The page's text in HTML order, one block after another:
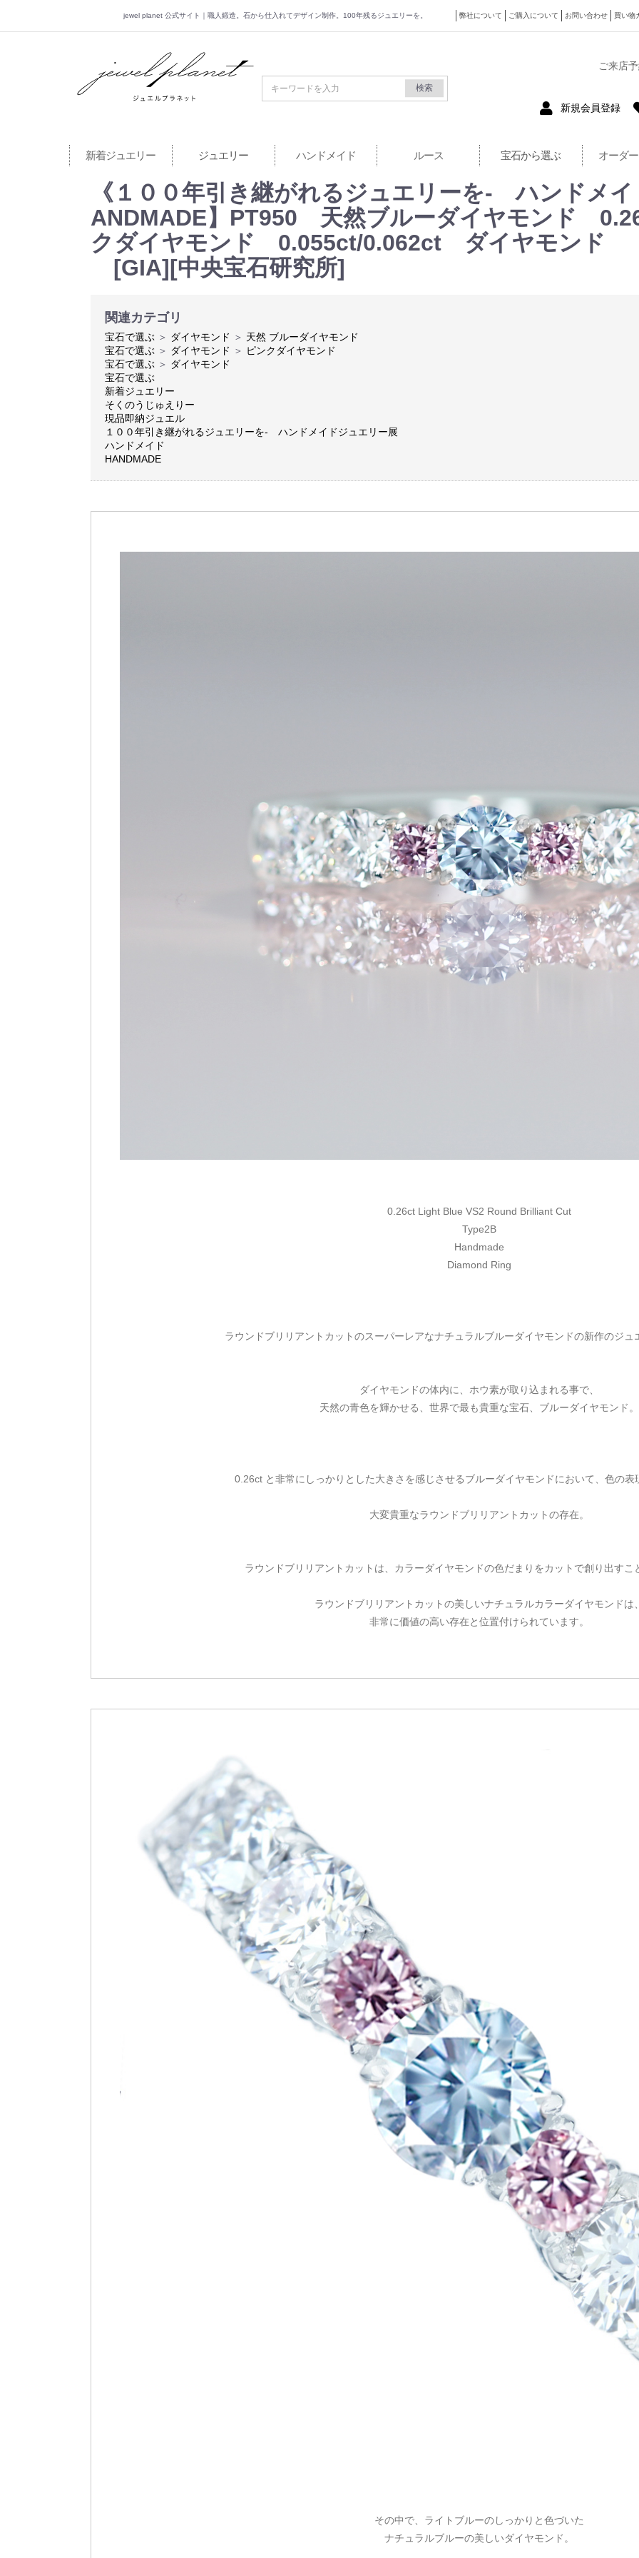
jewel planet 公式サイト｜職人鍛造。石から仕入れてデザイン制作。100年残るジュエリーを。 弊社について ご購入について お問い合わせ 買い物
jewel planet 公式サイト
検索
ご来店
新規会員登録
新着ジュエリー ジュエリー ハンドメイド ルース 宝石から選ぶ オーダ
《１００年引き継がれるジュエリーを- ハンドメ
ANDMADE】PT950 天然ブルーダイヤモンド
クダイヤモンド 0.055ct/0.062ct ダイヤモン
[GIA][中央宝石研究所]
関連カテゴリ
宝石で選ぶ ＞ ダイヤモンド ＞ 天然 ブルーダイヤモンド
宝石で選ぶ ＞ ダイヤモンド ＞ ピンクダイヤモンド
宝石で選ぶ ＞ ダイヤモンド
宝石で選ぶ
新着ジュエリー
そくのうじゅえりー
現品即納ジュエル
１００年引き継がれるジュエリーを- ハンドメイドジュエリー展
ハンドメイド
HANDMADE
0.26ct Light Blue VS2 Round Brilliant Cut
Type2B
Handmade
Diamond Ring
ラウンドブリリアントカットのスーパーレアなナチュラルブルーダイヤモンドの新作のジュ
ダイヤモンドの体内に、ホウ素が取り込まれる事で、
天然の青色を輝かせる、世界で最も貴重な宝石、ブルーダイヤモンド。
0.26ct と非常にしっかりとした大きさを感じさせるブルーダイヤモンドにおいて、色の表
大変貴重なラウンドブリリアントカットの存在。
ラウンドブリリアントカットは、カラーダイヤモンドの色だまりをカットで創り出すこ
ラウンドブリリアントカットの美しいナチュラルカラーダイヤモンドは
非常に価値の高い存在と位置付けられています。
その中で、ライトブルーのしっかりと色づいた
ナチュラルブルーの美しいダイヤモンド。